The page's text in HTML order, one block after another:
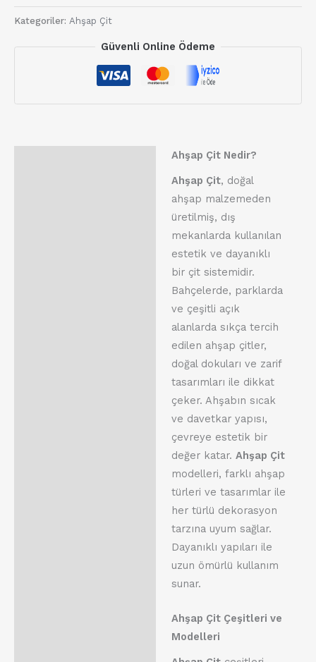
Kategoriler: Ahşap Çit
Güvenli Online Ödeme
Ahşap Çit Nedir?
Ahşap Çit, doğal
ahşap malzemeden
üretilmiş, dış
mekanlarda kullanılan
estetik ve dayanıklı
bir çit sistemidir.
Bahçelerde, parklarda
ve çeşitli açık
alanlarda sıkça tercih
edilen ahşap çitler,
doğal dokuları ve zarif
tasarımları ile dikkat
çeker. Ahşabın sıcak
ve davetkar yapısı,
çevreye estetik bir
değer katar. Ahşap Çit
modelleri, farklı ahşap
türleri ve tasarımlar ile
her türlü dekorasyon
tarzına uyum sağlar.
Dayanıklı yapıları ile
uzun ömürlü kullanım
sunar.
Ahşap Çit Çeşitleri ve
Modelleri